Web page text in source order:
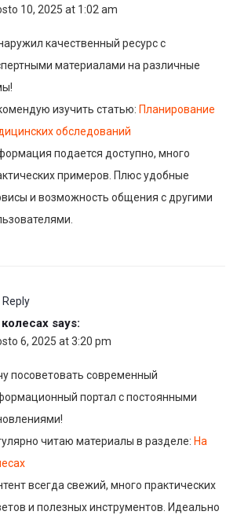
10, 2025 at 1:02 am
качественный ресурс с
материалами на различные
изучить статью: Планирование
обследований
подается доступно, много
примеров. Плюс удобные
и возможность общения с другими
Reply
says:
6, 2025 at 3:20 pm
посоветовать современный
портал с постоянными
читаю материалы в разделе: На
всегда свежий, много практических
и полезных инструментов. Идеально